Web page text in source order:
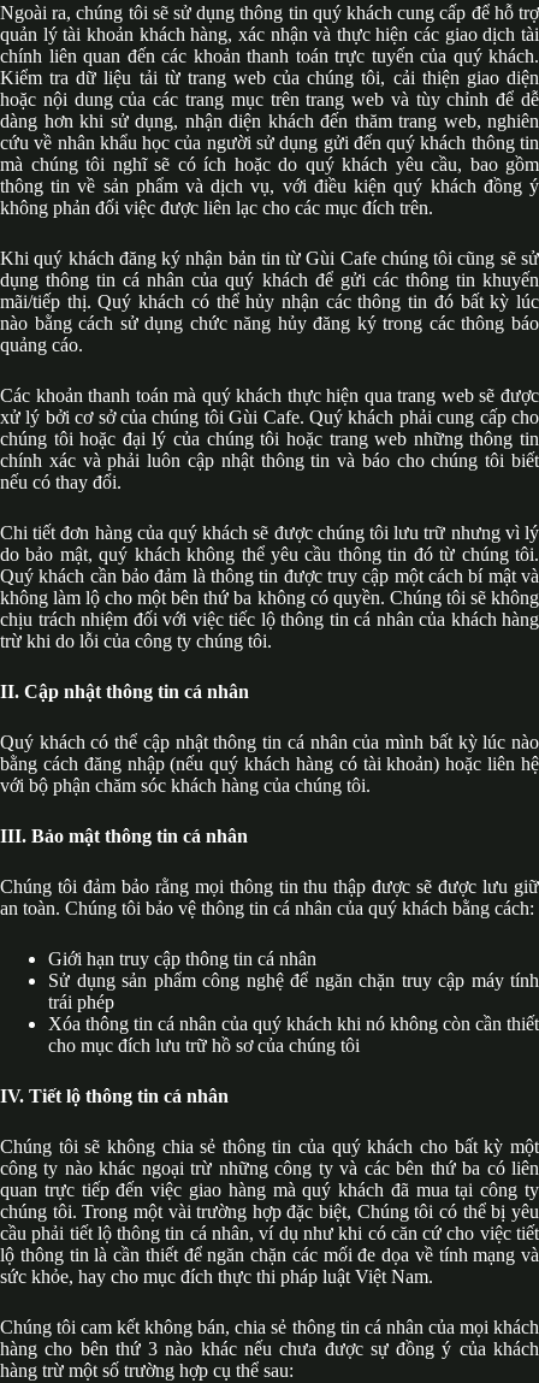
Ngoài ra, chúng tôi sẽ sử dụng thông tin quý khách cung cấp để hỗ trợ
quản lý tài khoản khách hàng, xác nhận và thực hiện các giao dịch tài
chính liên quan đến các khoản thanh toán trực tuyến của quý khách.
Kiểm tra dữ liệu tải từ trang web của chúng tôi, cải thiện giao diện
hoặc nội dung của các trang mục trên trang web và tùy chỉnh để dễ
dàng hơn khi sử dụng, nhận diện khách đến thăm trang web, nghiên
cứu về nhân khẩu học của người sử dụng gửi đến quý khách thông tin
mà chúng tôi nghĩ sẽ có ích hoặc do quý khách yêu cầu, bao gồm
thông tin về sản phẩm và dịch vụ, với điều kiện quý khách đồng ý
không phản đối việc được liên lạc cho các mục đích trên.
Khi quý khách đăng ký nhận bản tin từ Gùi Cafe chúng tôi cũng sẽ sử
dụng thông tin cá nhân của quý khách để gửi các thông tin khuyến
mãi/tiếp thị. Quý khách có thể hủy nhận các thông tin đó bất kỳ lúc
nào bằng cách sử dụng chức năng hủy đăng ký trong các thông báo
quảng cáo.
Các khoản thanh toán mà quý khách thực hiện qua trang web sẽ được
xử lý bởi cơ sở của chúng tôi Gùi Cafe. Quý khách phải cung cấp cho
chúng tôi hoặc đại lý của chúng tôi hoặc trang web những thông tin
chính xác và phải luôn cập nhật thông tin và báo cho chúng tôi biết
nếu có thay đổi.
Chi tiết đơn hàng của quý khách sẽ được chúng tôi lưu trữ nhưng vì lý
do bảo mật, quý khách không thể yêu cầu thông tin đó từ chúng tôi.
Quý khách cần bảo đảm là thông tin được truy cập một cách bí mật và
không làm lộ cho một bên thứ ba không có quyền. Chúng tôi sẽ không
chịu trách nhiệm đối với việc tiếc lộ thông tin cá nhân của khách hàng
trừ khi do lỗi của công ty chúng tôi.
II. Cập nhật thông tin cá nhân
Quý khách có thể cập nhật thông tin cá nhân của mình bất kỳ lúc nào
bằng cách đăng nhập (nếu quý khách hàng có tài khoản) hoặc liên hệ
với bộ phận chăm sóc khách hàng của chúng tôi.
III. Bảo mật thông tin cá nhân
Chúng tôi đảm bảo rằng mọi thông tin thu thập được sẽ được lưu giữ
an toàn. Chúng tôi bảo vệ thông tin cá nhân của quý khách bằng cách:
Giới hạn truy cập thông tin cá nhân
Sử dụng sản phẩm công nghệ để ngăn chặn truy cập máy tính
trái phép
Xóa thông tin cá nhân của quý khách khi nó không còn cần thiết
cho mục đích lưu trữ hồ sơ của chúng tôi
IV. Tiết lộ thông tin cá nhân
Chúng tôi sẽ không chia sẻ thông tin của quý khách cho bất kỳ một
công ty nào khác ngoại trừ những công ty và các bên thứ ba có liên
quan trực tiếp đến việc giao hàng mà quý khách đã mua tại công ty
chúng tôi. Trong một vài trường hợp đặc biệt, Chúng tôi có thể bị yêu
cầu phải tiết lộ thông tin cá nhân, ví dụ như khi có căn cứ cho việc tiết
lộ thông tin là cần thiết để ngăn chặn các mối đe dọa về tính mạng và
sức khỏe, hay cho mục đích thực thi pháp luật Việt Nam.
Chúng tôi cam kết không bán, chia sẻ thông tin cá nhân của mọi khách
hàng cho bên thứ 3 nào khác nếu chưa được sự đồng ý của khách
hàng trừ một số trường hợp cụ thể sau: